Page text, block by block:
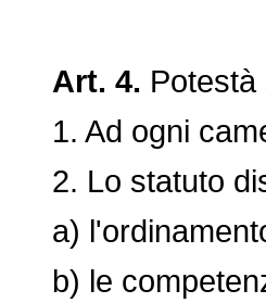
Art. 4. Potestà
1. Ad ogni
2. Lo statuto
a)
b) le